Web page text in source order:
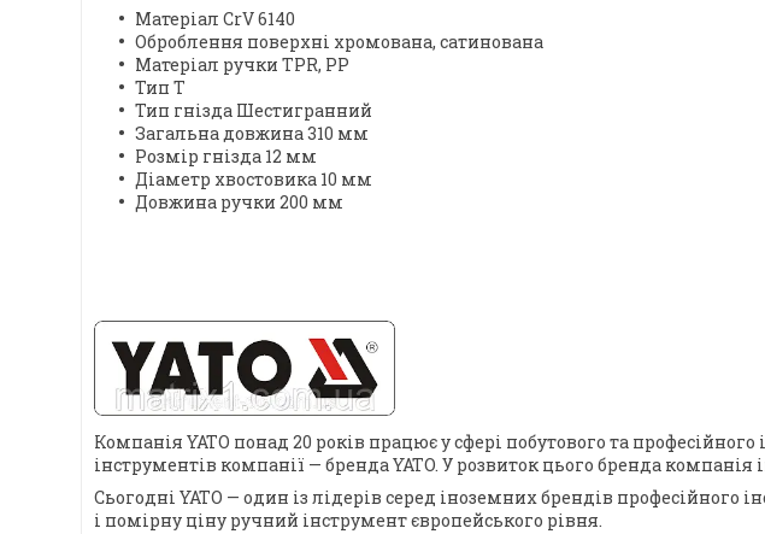
Матеріал CrV 6140
Оброблення поверхні хромована, сатинована
Матеріал ручки TPR, PP
Тип T
Тип гнізда Шестигранний
Загальна довжина 310 мм
Розмір гнізда 12 мм
Діаметр хвостовика 10 мм
Довжина ручки 200 мм
Компанія YATO понад 20 років працює у сфері побутового та
інструментів компанії — бренда YATO. У розвиток цього бренда
Сьогодні YATO — один із лідерів серед іноземних брендів
і помірну ціну ручний інструмент європейського рівня.